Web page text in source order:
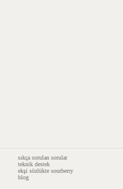
sıkça sorulan sorular
teknik destek
ekşi sözlükte sourberry
blog